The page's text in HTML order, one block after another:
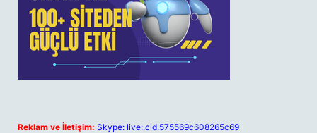
Reklam ve İletişim: Skype: live:.cid.575569c608265c69